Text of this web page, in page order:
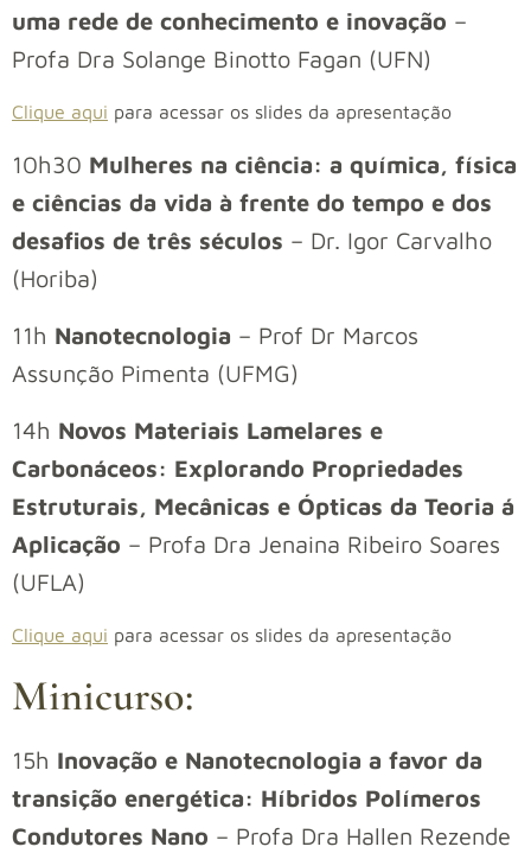
uma rede de conhecimento e inovação –
Profa Dra Solange Binotto Fagan (UFN)
Clique aqui para acessar os slides da apresentação
10h30 Mulheres na ciência: a química, física
e ciências da vida à frente do tempo e dos
desafios de três séculos – Dr. Igor Carvalho
(Horiba)
11h Nanotecnologia – Prof Dr Marcos
Assunção Pimenta (UFMG)
14h Novos Materiais Lamelares e
Carbonáceos: Explorando Propriedades
Estruturais, Mecânicas e Ópticas da Teoria á
Aplicação – Profa Dra Jenaina Ribeiro Soares
(UFLA)
Clique aqui para acessar os slides da apresentação
Minicurso:
15h Inovação e Nanotecnologia a favor da
transição energética: Híbridos Polímeros
Condutores Nano – Profa Dra Hallen Rezende